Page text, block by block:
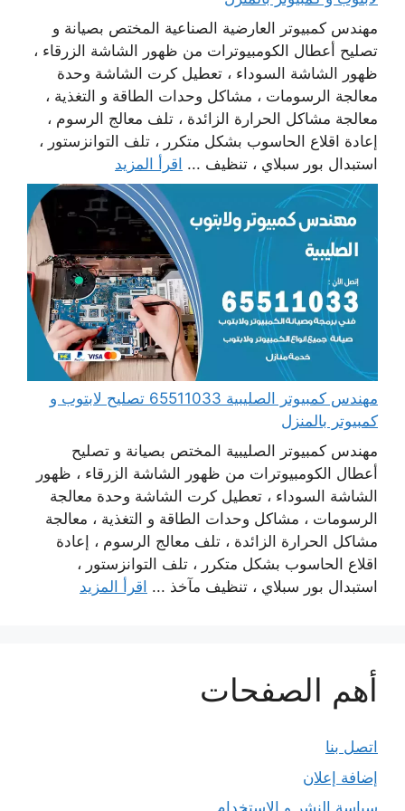
مهندس كمبيوتر العارضية الصناعية المختص بصيانة و
تصليح أعطال الكومبيوترات من ظهور الشاشة الزرقاء ،
ظهور الشاشة السوداء ، تعطيل كرت الشاشة وحدة
معالجة الرسومات ، مشاكل وحدات الطاقة و التغذية ،
معالجة مشاكل الحرارة الزائدة ، تلف معالج الرسوم ،
إعادة اقلاع الحاسوب بشكل متكرر ، تلف التوانزستور ،
استبدال بور سبلاي ، تنظيف ... اقرأ المزيد
مهندس كمبيوتر الصليبية 65511033 تصليح لابتوب و
كمبيوتر بالمنزل
مهندس كمبيوتر الصليبية المختص بصيانة و تصليح
أعطال الكومبيوترات من ظهور الشاشة الزرقاء ، ظهور
الشاشة السوداء ، تعطيل كرت الشاشة وحدة معالجة
الرسومات ، مشاكل وحدات الطاقة و التغذية ، معالجة
مشاكل الحرارة الزائدة ، تلف معالج الرسوم ، إعادة
اقلاع الحاسوب بشكل متكرر ، تلف التوانزستور ،
استبدال بور سبلاي ، تنظيف مآخذ ... اقرأ المزيد
أهم الصفحات
اتصل بنا
إضافة إعلان